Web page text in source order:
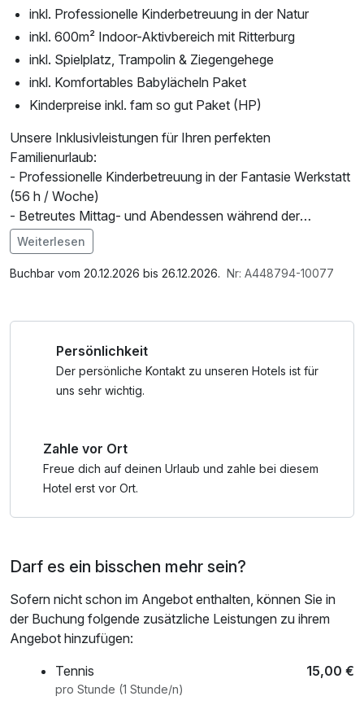
inkl. Professionelle Kinderbetreuung in der Natur
inkl. 600m² Indoor-Aktivbereich mit Ritterburg
inkl. Spielplatz, Trampolin & Ziegengehege
inkl. Komfortables Babylächeln Paket
Kinderpreise inkl. fam so gut Paket (HP)
Unsere Inklusivleistungen für Ihren perfekten
Familienurlaub:
- Professionelle Kinderbetreuung in der Fantasie Werkstatt
(56 h / Woche)
- Betreutes Mittag- und Abendessen während der
Betreuungszeiten
- Naturnahe Eltern-Kind-Erlebnisse
- 2 x pro Woche Ausschlafservice
Winter, täglich frisch zubereitete Obst- Gemüse und
Grießbreie in BIO-Qualität, abdunkelbare Zimmer, Babybett,
Wickelunterlage, Windeleimer, Kinderbadewanne,
ausleihen, Hochstühle und Babylätzchen im Restaurant
Sport & Erholung:
Vergünstigungen, Angeboten
KOSTENLOSER VERLEIH (nach Verfügbarkeit)
Zahlreiche Babyutensilien - einfach die Babycheckliste
anfordern!
Rückentragen, geländegängige Kinderwagen, Regen-
Ponchos, Rucksäcke, Picknickdecken, Rodel u.v.m.
Im Angebot enthalten
Parkplatz, W-LAN Nutzung / Internetnutzung
Weiterlesen
Buchbar vom 20.12.2026 bis 26.12.2026. Nr: A448794-10077
Persönlichkeit
Der persönliche Kontakt zu unseren Hotels ist für
uns sehr wichtig.
Zahle vor Ort
Freue dich auf deinen Urlaub und zahle bei diesem
Hotel erst vor Ort.
Darf es ein bisschen mehr sein?
Sofern nicht schon im Angebot enthalten, können Sie in
der Buchung folgende zusätzliche Leistungen zu ihrem
Angebot hinzufügen:
Tennis
15,00 €
pro Stunde (1 Stunde/n)